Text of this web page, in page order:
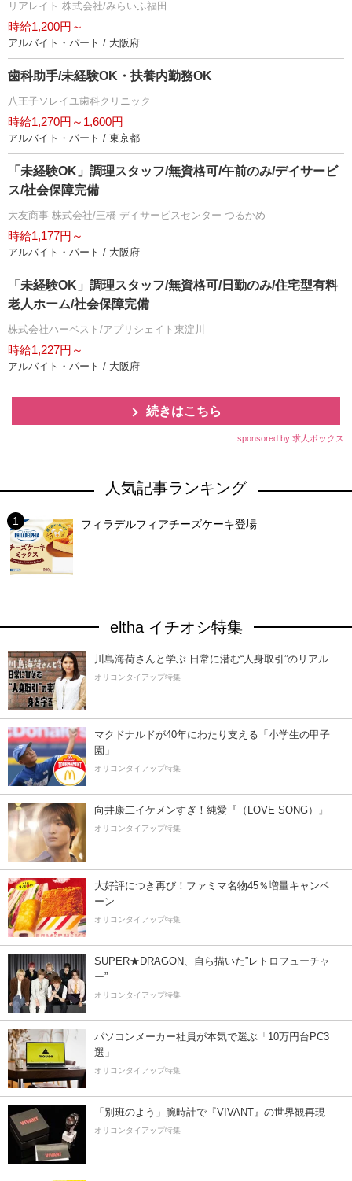
リアレイト 株式会社/みらいふ福田
時給1,200円～
アルバイト・パート / 大阪府
歯科助手/未経験OK・扶養内勤務OK
八王子ソレイユ歯科クリニック
時給1,270円～1,600円
アルバイト・パート / 東京都
「未経験OK」調理スタッフ/無資格可/午前のみ/デイサービ
ス/社会保障完備
大友商事 株式会社/三橋 デイサービスセンター つるかめ
時給1,177円～
アルバイト・パート / 大阪府
「未経験OK」調理スタッフ/無資格可/日勤のみ/住宅型有料
老人ホーム/社会保障完備
株式会社ハーベスト/アプリシェイト東淀川
時給1,227円～
アルバイト・パート / 大阪府
続きはこちら
sponsored by 求人ボックス
人気記事ランキング
フィラデルフィアチーズケーキ登場
eltha イチオシ特集
川島海荷さんと学ぶ 日常に潜む“人身取引”のリアル
オリコンタイアップ特集
マクドナルドが40年にわたり支える「小学生の甲子
園」
オリコンタイアップ特集
向井康二イケメンすぎ！純愛『（LOVE SONG）』
オリコンタイアップ特集
大好評につき再び！ファミマ名物45％増量キャンペ
ーン
オリコンタイアップ特集
SUPER★DRAGON、自ら描いた”レトロフューチャ
ー”
オリコンタイアップ特集
パソコンメーカー社員が本気で選ぶ「10万円台PC3
選」
オリコンタイアップ特集
「別班のよう」腕時計で『VIVANT』の世界観再現
オリコンタイアップ特集